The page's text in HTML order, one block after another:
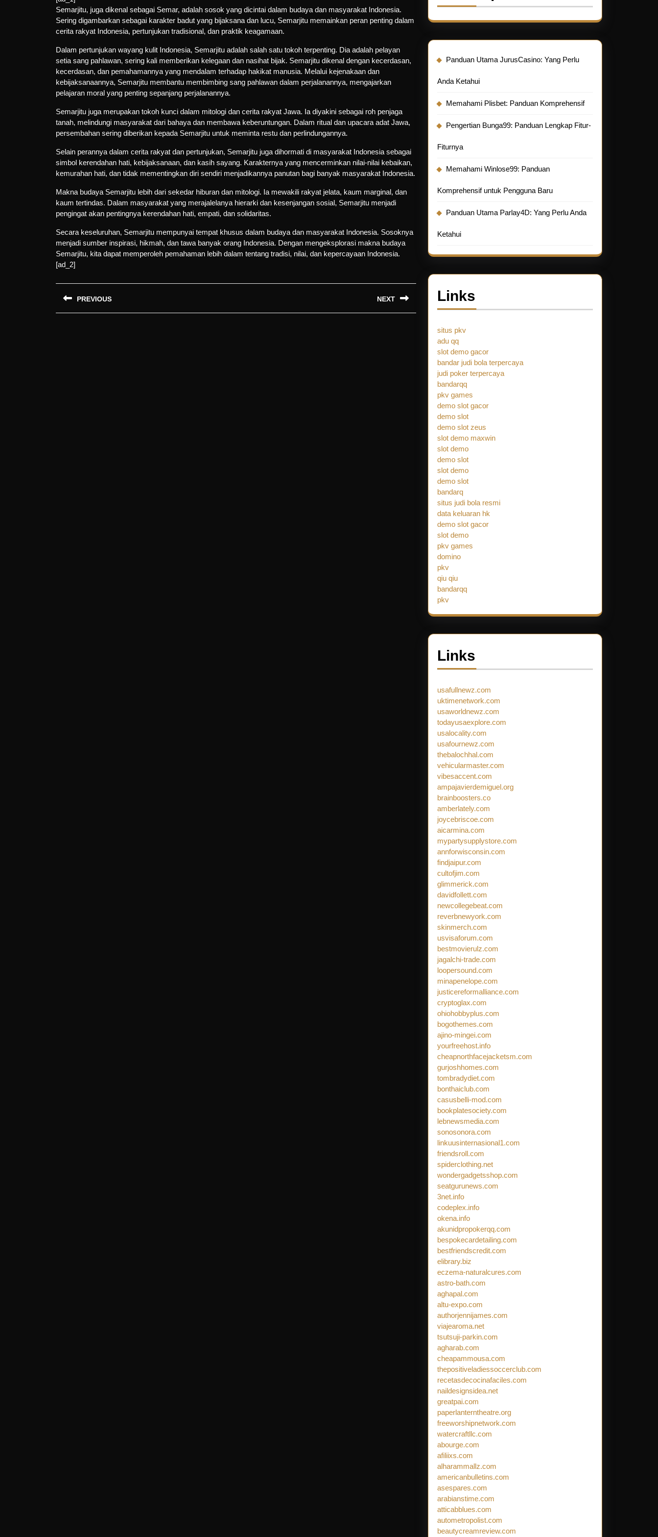
Semarjitu, juga dikenal sebagai Semar, adalah sosok yang dicintai dalam budaya dan masyarakat Indonesia.
Sering digambarkan sebagai karakter badut yang bijaksana dan lucu, Semarjitu memainkan peran penting dalam
cerita rakyat Indonesia, pertunjukan tradisional, dan praktik keagamaan.
Dalam pertunjukan wayang kulit Indonesia, Semarjitu adalah salah satu tokoh terpenting. Dia adalah pelayan
setia sang pahlawan, sering kali memberikan kelegaan dan nasihat bijak. Semarjitu dikenal dengan kecerdasan,
kecerdasan, dan pemahamannya yang mendalam terhadap hakikat manusia. Melalui kejenakaan dan
kebijaksanaannya, Semarjitu membantu membimbing sang pahlawan dalam perjalanannya, mengajarkan
pelajaran moral yang penting sepanjang perjalanannya.
Semarjitu juga merupakan tokoh kunci dalam mitologi dan cerita rakyat Jawa. Ia diyakini sebagai roh penjaga
tanah, melindungi masyarakat dari bahaya dan membawa keberuntungan. Dalam ritual dan upacara adat Jawa,
persembahan sering diberikan kepada Semarjitu untuk meminta restu dan perlindungannya.
Selain perannya dalam cerita rakyat dan pertunjukan, Semarjitu juga dihormati di masyarakat Indonesia sebagai
simbol kerendahan hati, kebijaksanaan, dan kasih sayang. Karakternya yang mencerminkan nilai-nilai kebaikan,
kemurahan hati, dan tidak mementingkan diri sendiri menjadikannya panutan bagi banyak masyarakat Indonesia.
Makna budaya Semarjitu lebih dari sekedar hiburan dan mitologi. Ia mewakili rakyat jelata, kaum marginal, dan
kaum tertindas. Dalam masyarakat yang merajalelanya hierarki dan kesenjangan sosial, Semarjitu menjadi
pengingat akan pentingnya kerendahan hati, empati, dan solidaritas.
Secara keseluruhan, Semarjitu mempunyai tempat khusus dalam budaya dan masyarakat Indonesia. Sosoknya
menjadi sumber inspirasi, hikmah, dan tawa banyak orang Indonesia. Dengan mengeksplorasi makna budaya
Semarjitu, kita dapat memperoleh pemahaman lebih dalam tentang tradisi, nilai, dan kepercayaan Indonesia.
[ad_2]
Post
navigation
PREVIOUS NEXT
Panduan Utama JurusCasino: Yang Perlu
Anda Ketahui
Memahami Plisbet: Panduan Komprehensif
Pengertian Bunga99: Panduan Lengkap Fitur-
Fiturnya
Memahami Winlose99: Panduan
Komprehensif untuk Pengguna Baru
Panduan Utama Parlay4D: Yang Perlu Anda
Ketahui
Links
situs pkv
adu qq
slot demo gacor
bandar judi bola terpercaya
judi poker terpercaya
bandarqq
pkv games
demo slot gacor
demo slot
demo slot zeus
slot demo maxwin
slot demo
demo slot
slot demo
demo slot
bandarq
situs judi bola resmi
data keluaran hk
demo slot gacor
slot demo
pkv games
domino
pkv
qiu qiu
bandarqq
pkv
Links
usafullnewz.com
uktimenetwork.com
usaworldnewz.com
todayusaexplore.com
usalocality.com
usafournewz.com
thebalochhal.com
vehicularmaster.com
vibesaccent.com
ampajavierdemiguel.org
brainboosters.co
amberlately.com
joycebriscoe.com
aicarmina.com
mypartysupplystore.com
annforwisconsin.com
findjaipur.com
cultofjim.com
glimmerick.com
davidfollett.com
newcollegebeat.com
reverbnewyork.com
skinmerch.com
usvisaforum.com
bestmovierulz.com
jagalchi-trade.com
loopersound.com
minapenelope.com
justicereformalliance.com
cryptoglax.com
ohiohobbyplus.com
bogothemes.com
ajino-mingei.com
yourfreehost.info
cheapnorthfacejacketsm.com
gurjoshhomes.com
tombradydiet.com
bonthaiclub.com
casusbelli-mod.com
bookplatesociety.com
lebnewsmedia.com
sonosonora.com
linkuusinternasional1.com
friendsroll.com
spiderclothing.net
wondergadgetsshop.com
seatgurunews.com
3net.info
codeplex.info
okena.info
akunidpropokerqq.com
bespokecardetailing.com
bestfriendscredit.com
elibrary.biz
eczema-naturalcures.com
astro-bath.com
aghapal.com
altu-expo.com
authorjennijames.com
viajearoma.net
tsutsuji-parkin.com
agharab.com
cheapammousa.com
thepositiveladiessoccerclub.com
recetasdecocinafaciles.com
naildesignsidea.net
greatpai.com
paperlanterntheatre.org
freeworshipnetwork.com
watercraftllc.com
abourge.com
afiliixs.com
alharammallz.com
americanbulletins.com
asespares.com
arabianstime.com
atticabblues.com
autometropolist.com
beautycreamreview.com